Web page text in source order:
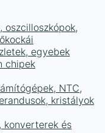
oszcilloszkópok,
egyebek
chipek
NTC,
kristályok
konverterek és